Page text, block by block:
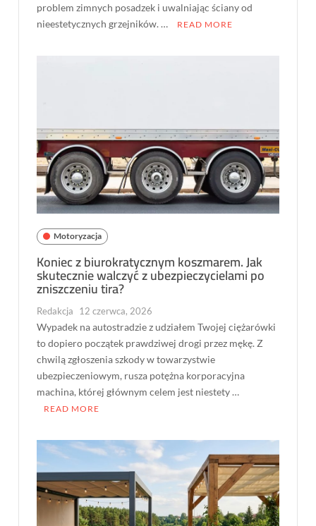
problem zimnych posadzek i uwalniając ściany od
nieestetycznych grzejników. …
READ MORE
Motoryzacja
Koniec z biurokratycznym koszmarem. Jak
skutecznie walczyć z ubezpieczycielami po
zniszczeniu tira?
Redakcja 12 czerwca, 2026
Wypadek na autostradzie z udziałem Twojej ciężarówki
to dopiero początek prawdziwej drogi przez mękę. Z
chwilą zgłoszenia szkody w towarzystwie
ubezpieczeniowym, rusza potężna korporacyjna
machina, której głównym celem jest niestety …
READ MORE